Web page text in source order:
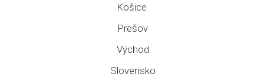
Košice
Prešov
Východ
Slovensko